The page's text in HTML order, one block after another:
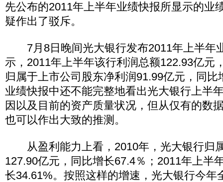
先公布的2011年上半年业绩快报所显示的业
疑作出了驳斥。
7月8日晚间光大银行发布2011年上半年
示，2011年上半年该行利润总额122.93亿元
归属于上市公司股东净利润91.99亿元，同比
业绩快报中还不能完整地看出光大银行上半
因以及目前的资产质量状况，但从仅有的数
也可以作出大致的推测。
从盈利能力上看，2010年，光大银行归
127.90亿元，同比增长67.4％；2011年上半
长34.61%。按照这样的增速，光大银行今年